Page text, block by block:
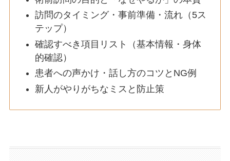
訪問のタイミング・事前準備・流れ（5ス
テップ）
確認すべき項目リスト（基本情報・身体
的確認）
患者への声かけ・話し方のコツとNG例
新人がやりがちなミスと防止策